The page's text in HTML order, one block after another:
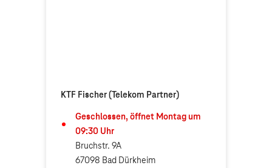
KTF Fischer (Telekom Partner)
Geschlossen, öffnet Montag um
09:30 Uhr
Bruchstr. 9A
67098 Bad Dürkheim